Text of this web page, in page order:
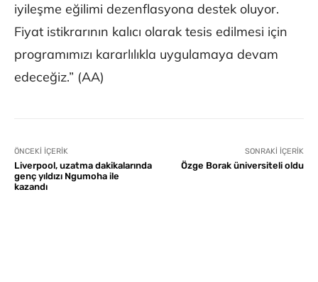
iyileşme eğilimi dezenflasyona destek oluyor.
Fiyat istikrarının kalıcı olarak tesis edilmesi için
programımızı kararlılıkla uygulamaya devam
edeceğiz.” (AA)
ÖNCEKI İÇERIK
Liverpool, uzatma dakikalarında
genç yıldızı Ngumoha ile
kazandı
SONRAKI İÇERIK
Özge Borak üniversiteli oldu